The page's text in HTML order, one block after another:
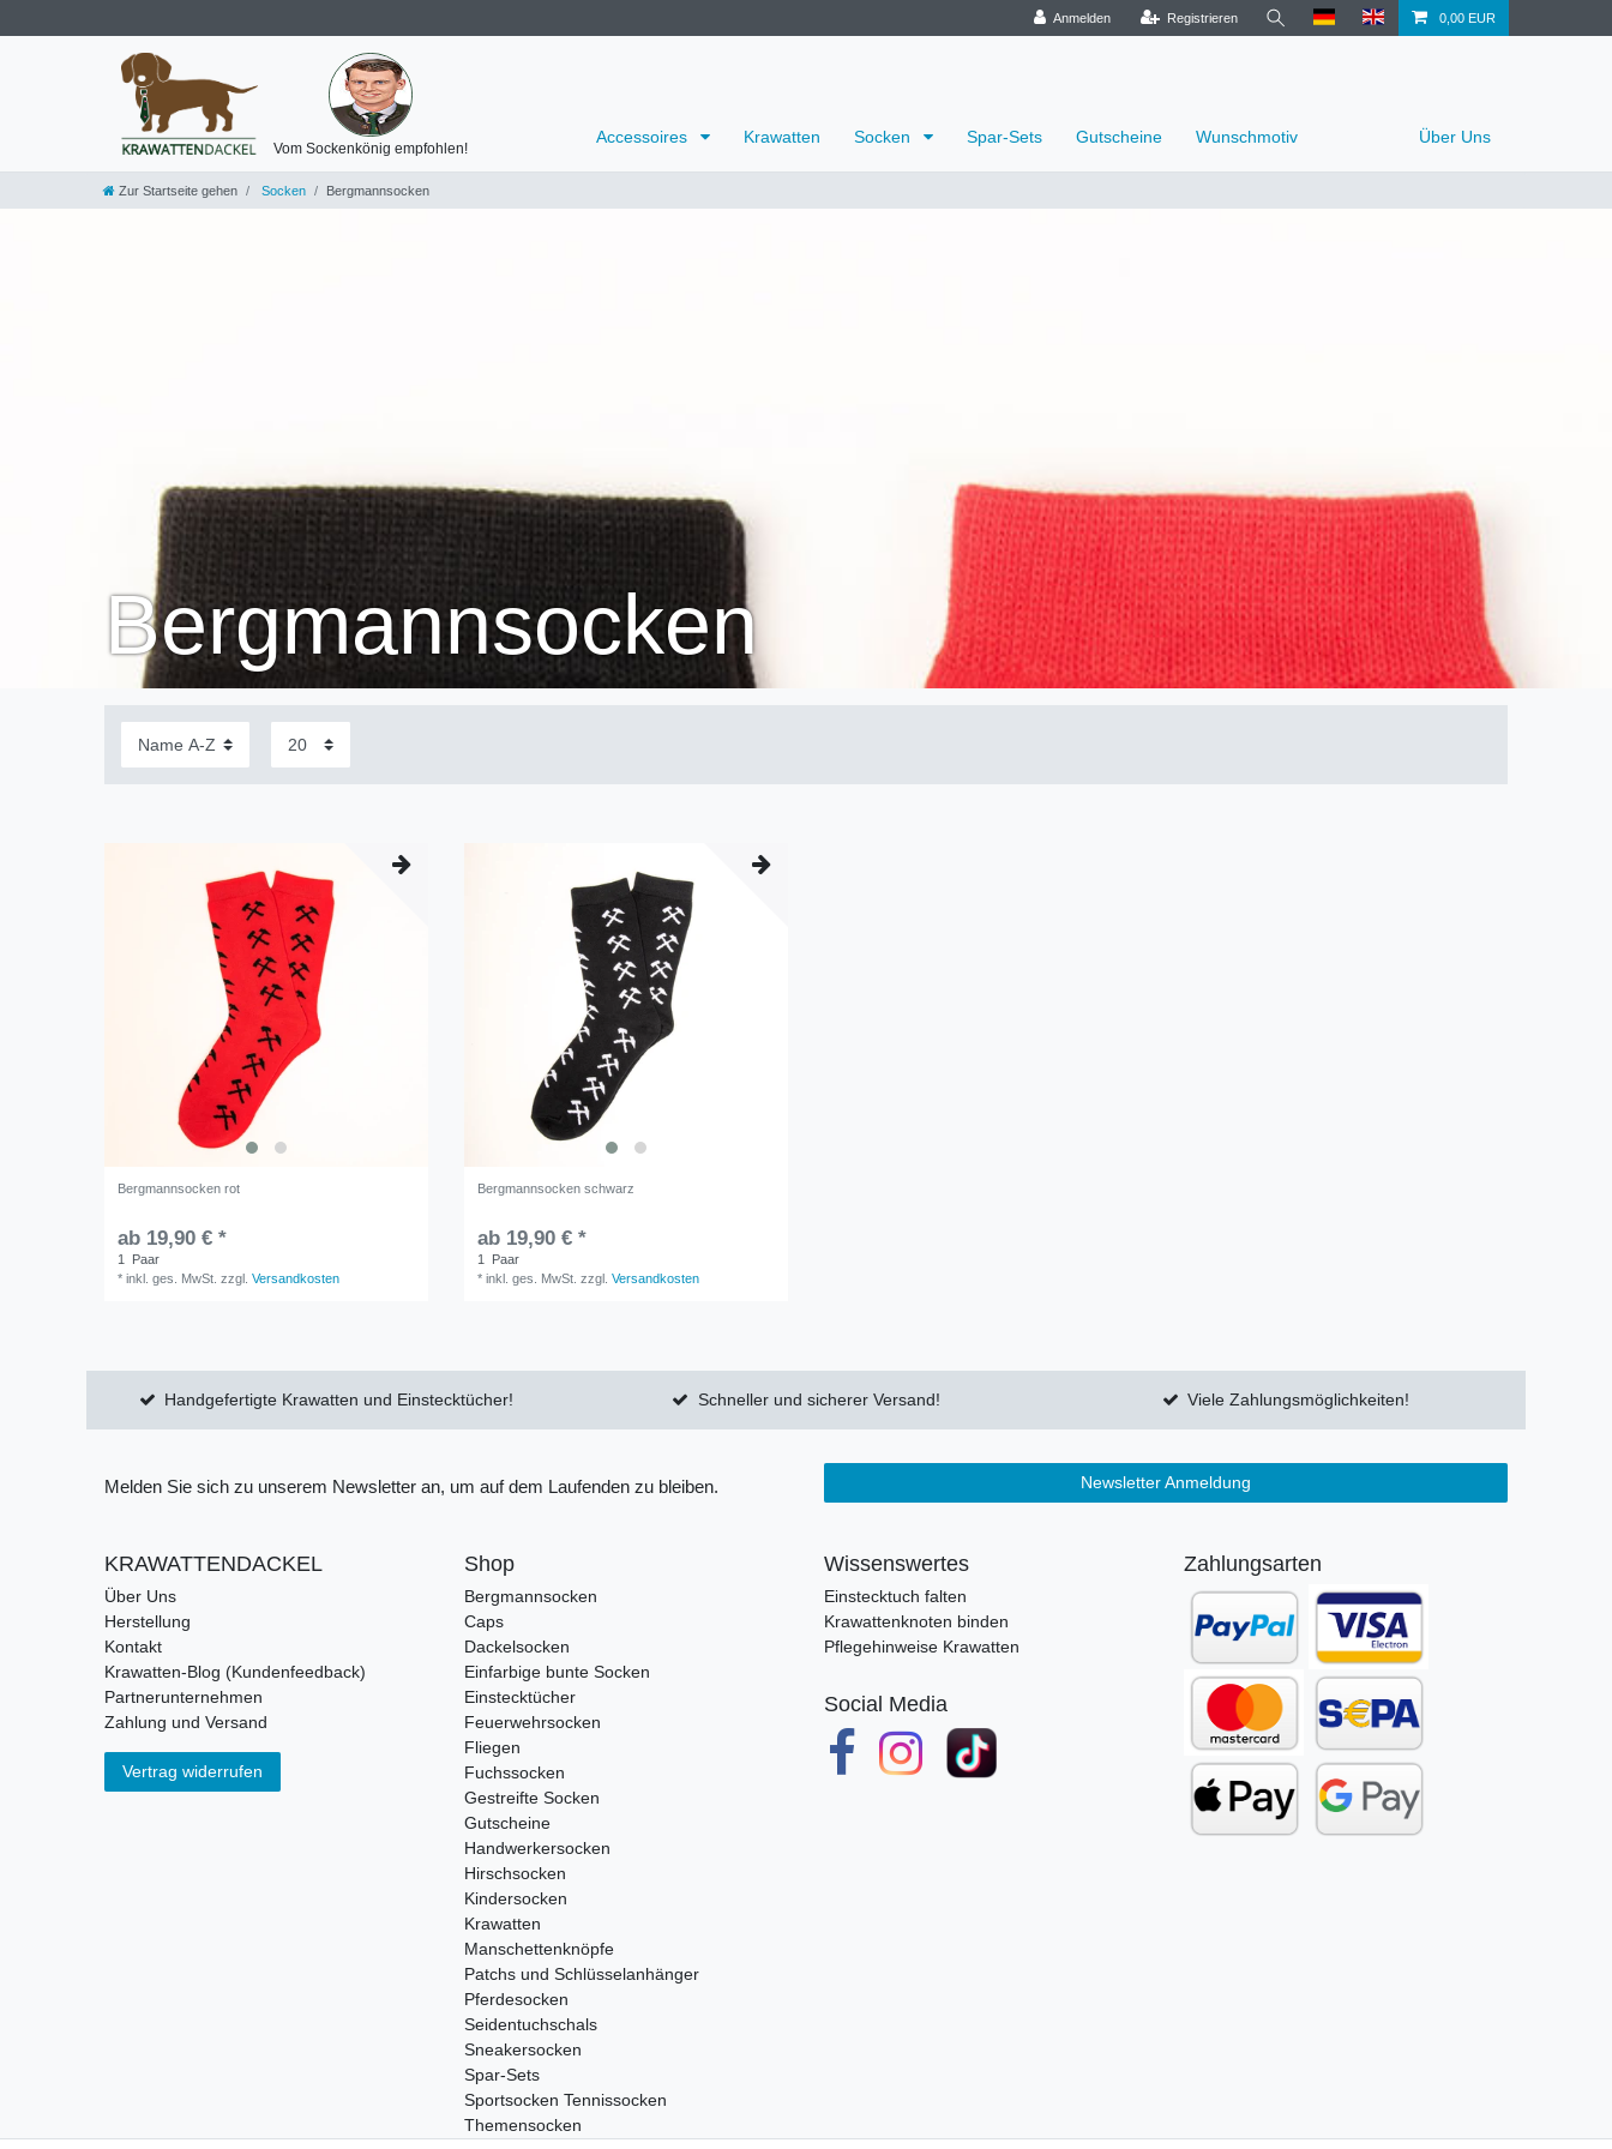
Anmelden Registrieren 0,00 EUR
Vom Sockenkönig empfohlen!
Accessoires Krawatten Socken Spar-Sets Gutscheine Wunschmotiv Über Uns
Zur Startseite gehen Socken Bergmannsocken
Bergmannsocken
Bergmannsocken rot
ab 19,90 € *
1
Paar
*inkl. ges. MwSt. zzgl.Versandkosten
Bergmannsocken schwarz
ab 19,90 € *
1
Paar
*inkl. ges. MwSt. zzgl.Versandkosten
Handgefertigte Krawatten und Einstecktücher! Schneller und sicherer Versand! Viele Zahlungsmöglichkeiten!
Melden Sie sich zu unserem Newsletter an, um auf dem Laufenden zu bleiben. Newsletter Anmeldung
KRAWATTENDACKEL
Über Uns
Herstellung
Kontakt
Krawatten-Blog (Kundenfeedback)
Partnerunternehmen
Zahlung und Versand
Vertrag widerrufen
Shop
Bergmannsocken
Caps
Dackelsocken
Einfarbige bunte Socken
Einstecktücher
Feuerwehrsocken
Fliegen
Fuchssocken
Gestreifte Socken
Gutscheine
Handwerkersocken
Hirschsocken
Kindersocken
Krawatten
Manschettenknöpfe
Patchs und Schlüsselanhänger
Pferdesocken
Seidentuchschals
Sneakersocken
Spar-Sets
Sportsocken Tennissocken
Themensocken
Wissenswertes
Einstecktuch falten
Krawattenknoten binden
Pflegehinweise Krawatten
Social Media
Zahlungsarten